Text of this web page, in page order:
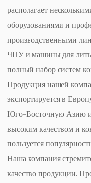
располагает
оборудованиями и
производственными
ЧПУ и машины для
полный набор систем
Продукция нашей
экспортируется в
Юго-Восточную Азию и
высоким качеством и
пользуется
Наша компания
качество продукции.